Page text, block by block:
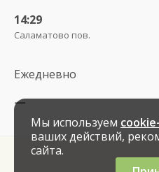
14:29
Саламатово пов.
Ежедневно
—
Мы используем
ваших действий,
сайта.